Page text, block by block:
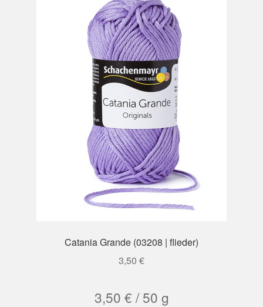
Catania Grande (03208 | flieder)
3,50 €
3,50 € /50 g